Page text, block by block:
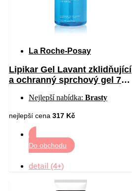
La Roche-Posay
Lipikar Gel Lavant zklidňující
a ochranný sprchový gel 750
Nejlepší nabídka: Brasty
nejlepší cena 317 Kč
Do obchodu
detail (4+)